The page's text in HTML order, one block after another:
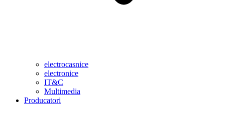
electrocasnice
electronice
IT&C
Multimedia
Producatori